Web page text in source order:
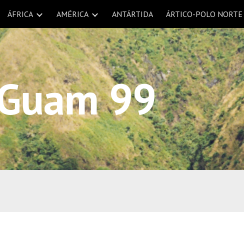
Skip to main content Skip to navigation
ÁFRICA AMÉRICA ANTÁRTIDA ÁRTICO-POLO NORTE
99